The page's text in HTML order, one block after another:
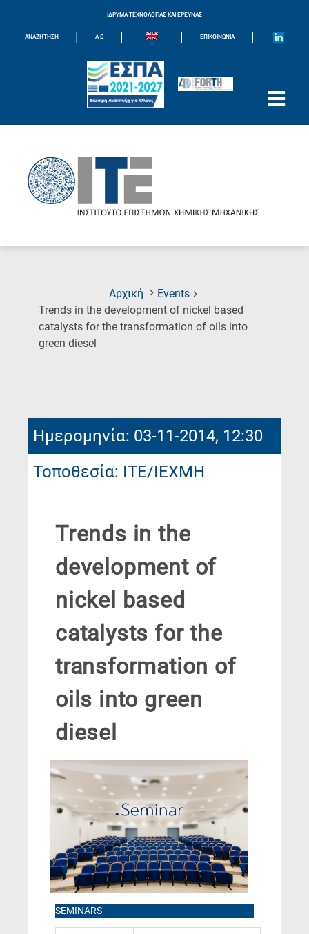
ΙΔΡΥΜΑ ΤΕΧΝΟΛΟΓΙΑΣ ΚΑΙ ΕΡΕΥΝΑΣ
ΑΝΑΖΗΤΗΣΗ | Α-Ω | | ΕΠΙΚΟΙΝΩΝΊΑ |
Αρχική
Events
Trends in the development of nickel based
catalysts for the transformation of oils into
green diesel
Ημερομηνία: 03-11-2014, 12:30
Τοποθεσία: ΙΤΕ/ΙΕΧΜΗ
Trends in the
development of
nickel based
catalysts for the
transformation of
oils into green
diesel
SEMINARS